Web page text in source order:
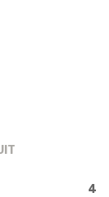
4